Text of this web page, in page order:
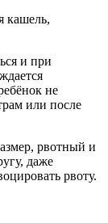
кашель,
и при
не
или после
рвотный и
даже
рвоту.